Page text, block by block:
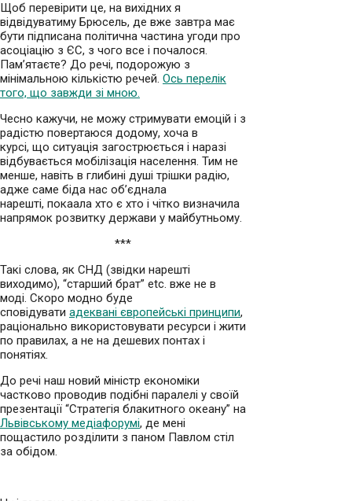
Щоб перевірити це, на вихідних я
відвідуватиму Брюсель, де вже завтра має
бути підписана політична частина угоди про
асоціацію з ЄС, з чого все і почалося.
Пам’ятаєте? До речі, подорожую з
мінімальною кількістю речей. Ось перелік
того, що завжди зі мною.
Чесно кажучи, не можу стримувати емоцій і з
радістю повертаюся додому, хоча в
курсі, що ситуація загострюється і наразі
відбувається мобілізація населення. Тим не
менше, навіть в глибині душі трішки радію,
адже саме біда нас об’єднала
нарешті, покаала хто є хто і чітко визначила
напрямок розвитку держави у майбутньому.
***
Такі слова, як СНД (звідки нарешті
виходимо), “старший брат” etc. вже не в
моді. Скоро модно буде
сповідувати адеквані європейські принципи,
раціонально використовувати ресурси і жити
по правилах, а не на дешевих понтах і
понятіях.
До речі наш новий міністр економіки
частково проводив подібні паралелі у своїй
презентації “Стратегія блакитного океану” на
Львівському медіафорумі, де мені
пощастило розділити з паном Павлом стіл
за обідом.